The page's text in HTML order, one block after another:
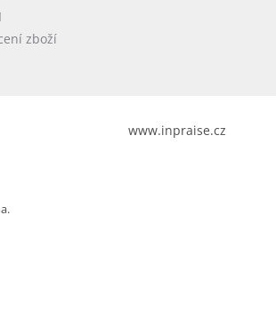
zboží
www.inpraise.cz